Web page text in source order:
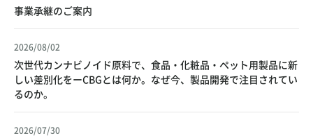
事業承継のご案内
2026/08/02
次世代カンナビノイド原料で、食品・化粧品・ペット用製品に新
しい差別化をーCBGとは何か。なぜ今、製品開発で注目されてい
るのか。
2026/07/30